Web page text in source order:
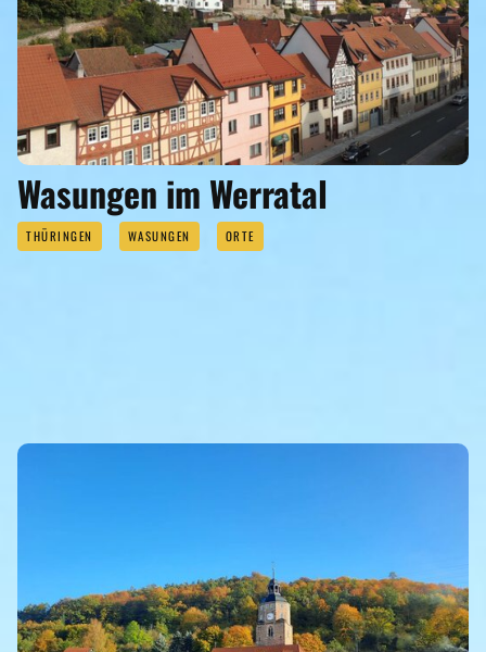
Wasungen im Werratal
THÜRINGEN WASUNGEN ORTE